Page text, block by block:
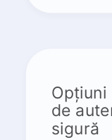
Opțiuni
de
sigură